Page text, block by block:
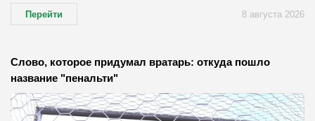
Перейти 8 августа 2026
Слово, которое придумал вратарь: откуда пошло
название "пенальти"